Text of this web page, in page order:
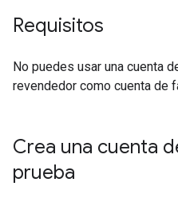
Requisitos
No puedes usar una cuenta
revendedor como cuenta de
Crea una cuenta
prueba